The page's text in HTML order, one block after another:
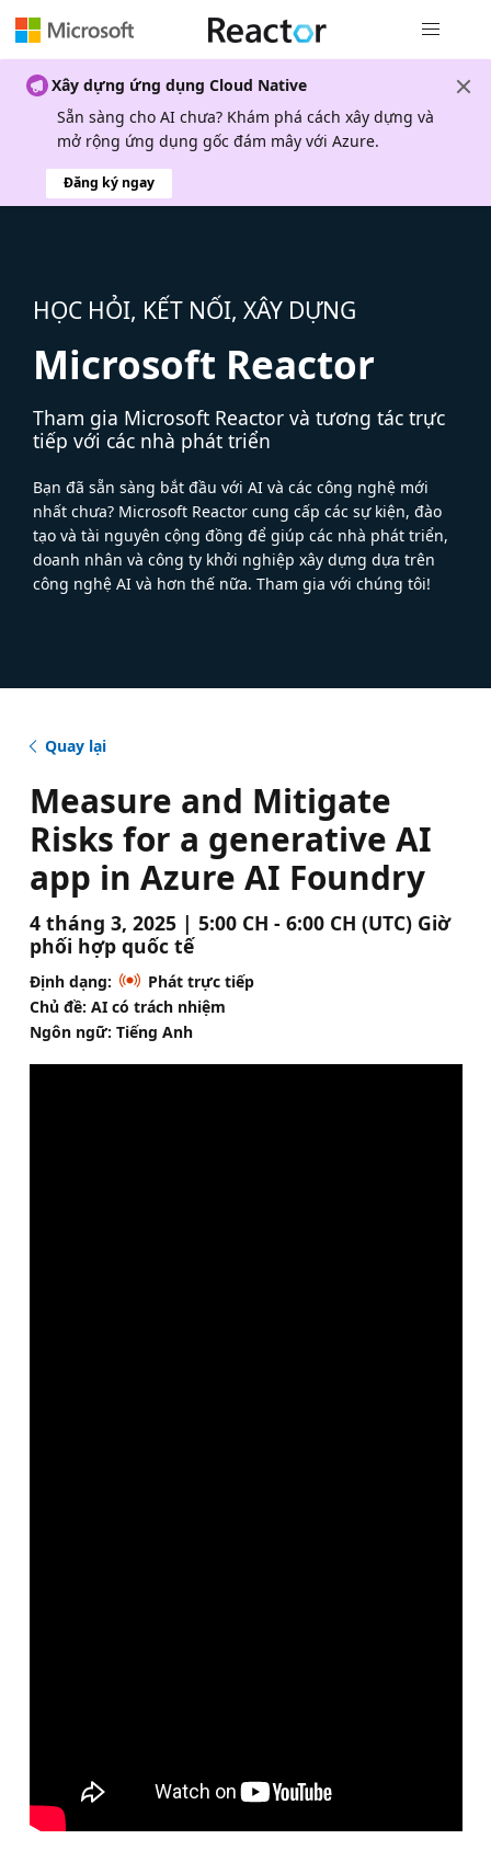
Xây dựng ứng dụng Cloud Native
Sẵn sàng cho AI chưa? Khám phá cách xây dựng và
mở rộng ứng dụng gốc đám mây với Azure.
Đăng ký ngay
HỌC HỎI, KẾT NỐI, XÂY DỰNG
Microsoft Reactor
Tham gia Microsoft Reactor và tương tác trực
tiếp với các nhà phát triển
Bạn đã sẵn sàng bắt đầu với AI và các công nghệ mới
nhất chưa? Microsoft Reactor cung cấp các sự kiện, đào
tạo và tài nguyên cộng đồng để giúp các nhà phát triển,
doanh nhân và công ty khởi nghiệp xây dựng dựa trên
công nghệ AI và hơn thế nữa. Tham gia với chúng tôi!
Quay lại
Measure and Mitigate
Risks for a generative AI
app in Azure AI Foundry
4 tháng 3, 2025 | 5:00 CH - 6:00 CH (UTC) Giờ
phối hợp quốc tế
Định dạng:
Phát trực tiếp
Chủ đề: AI có trách nhiệm
Ngôn ngữ: Tiếng Anh